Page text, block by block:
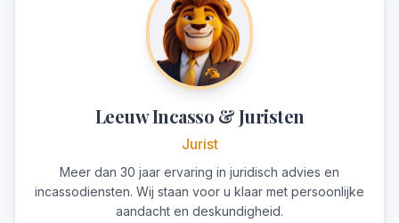
Leeuw Incasso & Juristen
Jurist
Meer dan 30 jaar ervaring in juridisch advies en
incassodiensten. Wij staan voor u klaar met persoonlijke
aandacht en deskundigheid.